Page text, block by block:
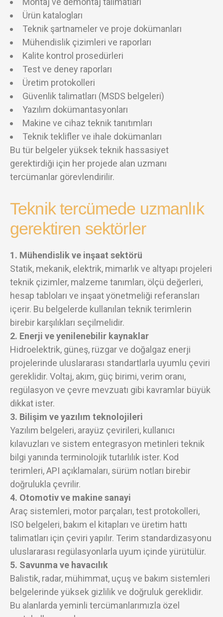
Ürün katalogları
Teknik şartnameler ve proje dokümanları
Mühendislik çizimleri ve raporları
Kalite kontrol prosedürleri
Test ve deney raporları
Üretim protokolleri
Güvenlik talimatları (MSDS belgeleri)
Yazılım dokümantasyonları
Makine ve cihaz teknik tanıtımları
Teknik teklifler ve ihale dokümanları
Bu tür belgeler yüksek teknik hassasiyet
gerektirdiği için her projede alan uzmanı
tercümanlar görevlendirilir.
Teknik tercümede uzmanlık
gerektiren sektörler
1. Mühendislik ve inşaat sektörü
Statik, mekanik, elektrik, mimarlık ve altyapı projeleri
teknik çizimler, malzeme tanımları, ölçü değerleri,
hesap tabloları ve inşaat yönetmeliği referansları
içerir. Bu belgelerde kullanılan teknik terimlerin
birebir karşılıkları seçilmelidir.
2. Enerji ve yenilenebilir kaynaklar
Hidroelektrik, güneş, rüzgar ve doğalgaz enerji
projelerinde uluslararası standartlarla uyumlu çeviri
gereklidir. Voltaj, akım, güç birimi, verim oranı,
regülasyon ve çevre mevzuatı gibi kavramlar büyük
dikkat ister.
3. Bilişim ve yazılım teknolojileri
Yazılım belgeleri, arayüz çevirileri, kullanıcı
kılavuzları ve sistem entegrasyon metinleri teknik
bilgi yanında terminolojik tutarlılık ister. Kod
terimleri, API açıklamaları, sürüm notları birebir
doğrulukla çevrilir.
4. Otomotiv ve makine sanayi
Araç sistemleri, motor parçaları, test protokolleri,
ISO belgeleri, bakım el kitapları ve üretim hattı
talimatları için çeviri yapılır. Terim standardizasyonu
uluslararası regülasyonlarla uyum içinde yürütülür.
5. Savunma ve havacılık
Balistik, radar, mühimmat, uçuş ve bakım sistemleri
belgelerinde yüksek gizlilik ve doğruluk gereklidir.
Bu alanlarda yeminli tercümanlarımızla özel